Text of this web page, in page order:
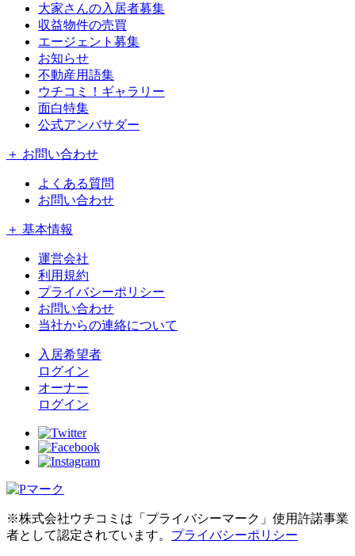
大家さんの入居者募集
収益物件の売買
エージェント募集
お知らせ
不動産用語集
ウチコミ！ギャラリー
面白特集
公式アンバサダー
＋ お問い合わせ
よくある質問
お問い合わせ
＋ 基本情報
運営会社
利用規約
プライバシーポリシー
お問い合わせ
当社からの連絡について
入居希望者
ログイン
オーナー
ログイン
※株式会社ウチコミは「プライバシーマーク」使用許諾事業
者として認定されています。 プライバシーポリシー